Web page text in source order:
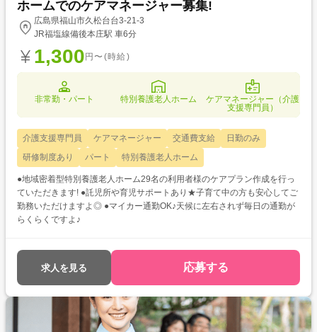
ホームでのケアマネージャー募集!
広島県福山市久松台台3-21-3
JR福塩線備後本庄駅 車6分
1,300 円〜(時給)
非常勤・パート 特別養護老人ホーム
ケアマネージャー（介護
支援専門員）
介護支援専門員 ケアマネージャー 交通費支給
日勤のみ
研修制度あり
パート 特別養護老人ホーム
●地域密着型特別養護老人ホーム29名の利用者様のケアプラン作成を行っ
ていただきます! ●託児所や育児サポートあり★子育て中の方も安心してご
勤務いただけますよ◎ ●マイカー通勤OK♪天候に左右されず毎日の通勤が
らくらくですよ♪
求人を見る 応募する